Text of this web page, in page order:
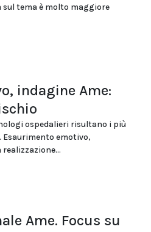
sul tema è molto maggiore
indagine Ame:
ospedalieri risultano i più
emotivo,
Ame. Focus su